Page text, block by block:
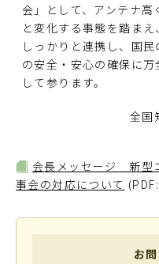
会」として、アンテナ高
と変化する事態を踏まえ
しっかりと連携し、国民
の安全・安心の確保に万
して参ります。
全国
会長メッセージ 新型
事会の対応について
お